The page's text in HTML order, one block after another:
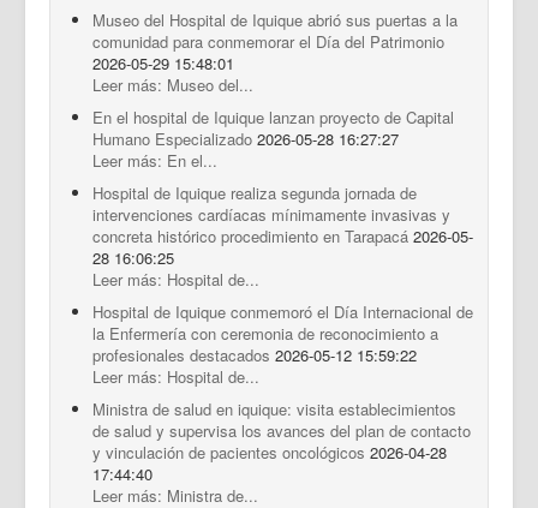
Museo del Hospital de Iquique abrió sus puertas a la
comunidad para conmemorar el Día del Patrimonio
2026-05-29 15:48:01
Leer más: Museo del...
En el hospital de Iquique lanzan proyecto de Capital
Humano Especializado 2026-05-28 16:27:27
Leer más: En el...
Hospital de Iquique realiza segunda jornada de
intervenciones cardíacas mínimamente invasivas y
concreta histórico procedimiento en Tarapacá 2026-05-
28 16:06:25
Leer más: Hospital de...
Hospital de Iquique conmemoró el Día Internacional de
la Enfermería con ceremonia de reconocimiento a
profesionales destacados 2026-05-12 15:59:22
Leer más: Hospital de...
Ministra de salud en iquique: visita establecimientos
de salud y supervisa los avances del plan de contacto
y vinculación de pacientes oncológicos 2026-04-28
17:44:40
Leer más: Ministra de...